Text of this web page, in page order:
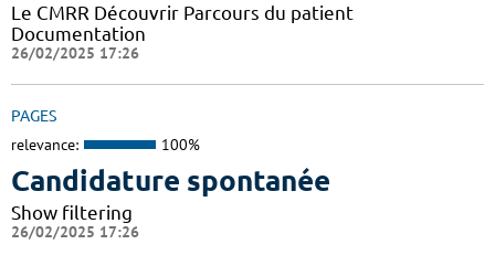
Le CMRR Découvrir Parcours du patient
Documentation
26/02/2025 17:26
PAGES
relevance: 100%
Candidature spontanée
Show filtering
26/02/2025 17:26